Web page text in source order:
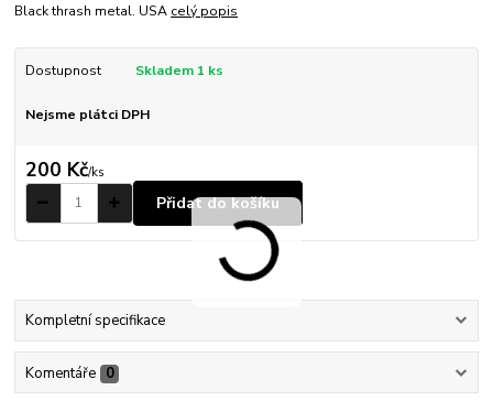
Black thrash metal. USA celý popis
Dostupnost Skladem 1 ks
Nejsme plátci DPH
200 Kč/ks
Přidat do košíku
Kompletní specifikace
Komentáře 0